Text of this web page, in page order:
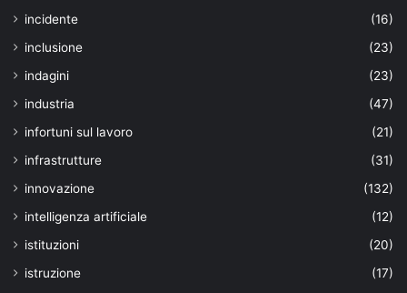
incidente
(16)
inclusione
(23)
indagini
(23)
industria
(47)
infortuni sul lavoro
(21)
infrastrutture
(31)
innovazione
(132)
intelligenza artificiale
(12)
istituzioni
(20)
istruzione
(17)